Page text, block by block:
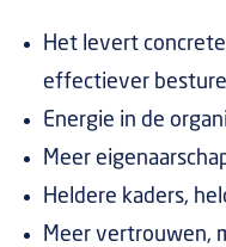
Het levert
effectiever
Energie in de
Meer
Heldere kaders,
Meer vertrouwen,